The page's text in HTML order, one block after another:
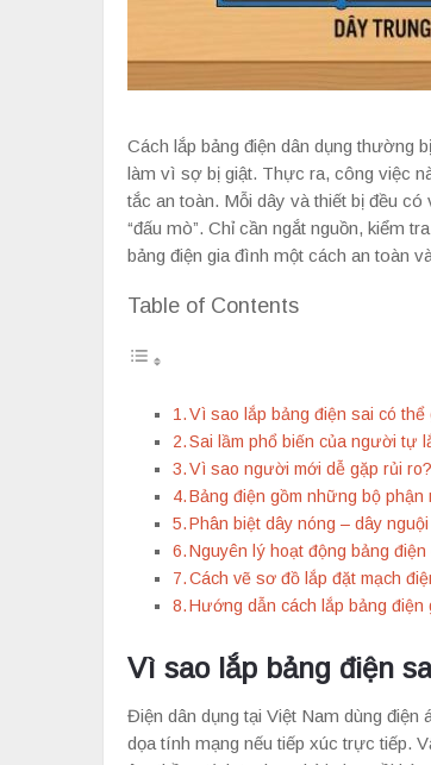
Cách lắp bảng điện dân dụng thường
làm vì sợ bị giật. Thực ra, công việc
tắc an toàn. Mỗi dây và thiết bị đều
“đấu mò”. Chỉ cần ngắt nguồn, kiểm
bảng điện gia đình một cách an toàn
Table of Contents
Vì sao lắp bảng điện sai có thể
Sai lầm phổ biến của người tự
Vì sao người mới dễ gặp rủi ro?
Bảng điện gồm những bộ phận
Phân biệt dây nóng – dây
Nguyên lý hoạt động bảng điện
Cách vẽ sơ đồ lắp đặt mạch
Hướng dẫn cách lắp bảng
Vì sao lắp bảng điện
Điện dân dụng tại Việt Nam dùng điện
dọa tính mạng nếu tiếp xúc trực tiếp.